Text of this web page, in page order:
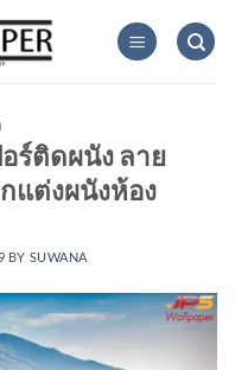
ร์ติดผนัง ลาย
แต่งผนังห้อง
BY SUWANA